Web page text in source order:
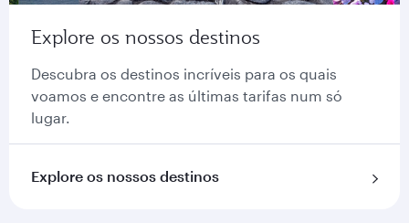
Explore os nossos destinos
Descubra os destinos incríveis para os quais
voamos e encontre as últimas tarifas num só
lugar.
Explore os nossos destinos